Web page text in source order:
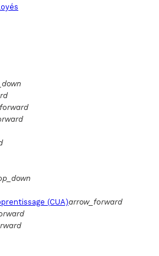
(CUA)arrow_forward